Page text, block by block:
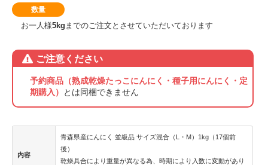
数量
お一人様5kg までのご注文とさせていただいております
ご注意ください
予約商品（熟成乾燥たっこにんにく・種子用にんにく・定
期購入）
とは同梱できません
内容
青森県産にんにく 並級品 サイズ混合（L・M）1kg（17個前
後）
乾燥具合により重量が異なる為、時期により入数に変動があり